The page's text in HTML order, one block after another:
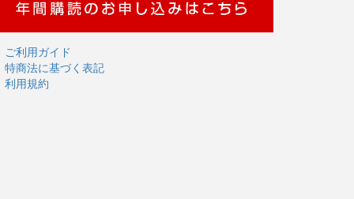
ご利用ガイド
特商法に基づく表記
利用規約